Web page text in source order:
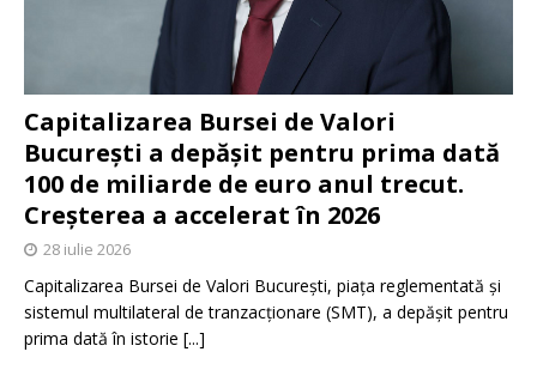
Capitalizarea Bursei de Valori
București a depășit pentru prima dată
100 de miliarde de euro anul trecut.
Creșterea a accelerat în 2026
28 iulie 2026
Capitalizarea Bursei de Valori București, piața reglementată și
sistemul multilateral de tranzacționare (SMT), a depășit pentru
prima dată în istorie [...]